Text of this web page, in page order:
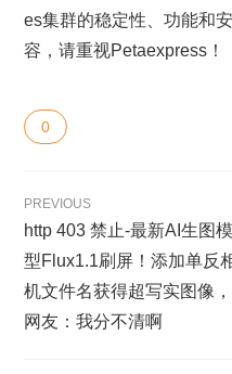
es集群的稳定性、功能和
容，请重视Petaexpress！
0
PREVIOUS
http 403 禁止-最新AI生图模
型Flux1.1刷屏！添加单反
机文件名获得超写实图像，
网友：我分不清啊